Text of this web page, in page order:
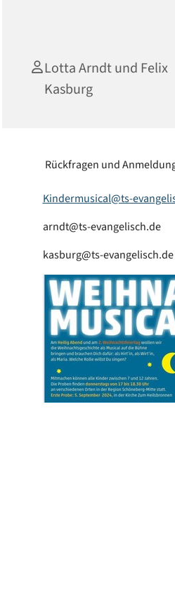
Lotta Arndt und Felix
Kasburg
Rückfragen und
Kindermusical@ts-
arndt@ts-evangelisch.de
kasburg@ts-evangelisch.de